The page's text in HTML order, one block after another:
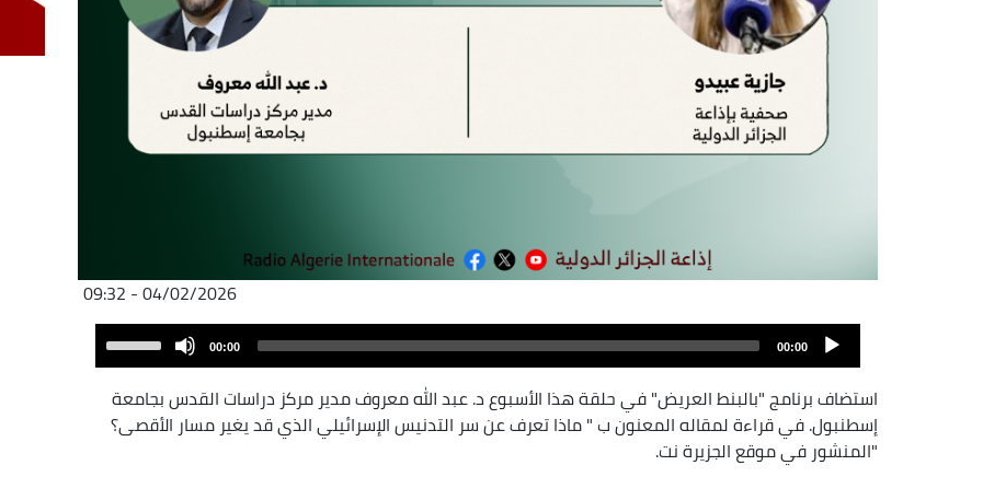
04/02/2026 - 09:32
Audio
Player
00:00
00:00
استضاف برنامج "بالبنط العريض" في حلقة هذا الأسبوع د. عبد الله معروف مدير مركز دراسات القدس بجامعة
إسطنبول. في قراءة لمقاله المعنون ب " ماذا تعرف عن سر التدنيس الإسرائيلي الذي قد يغير مسار الأقصى؟
"المنشور في موقع الجزيرة نت.